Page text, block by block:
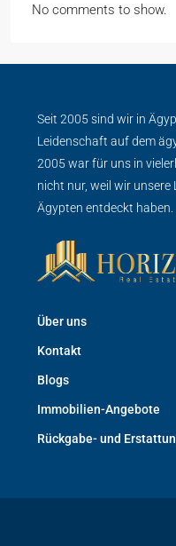
No comments to show.
Seit 2005 sind wir in
Leidenschaft auf dem
2005 war für uns in
nicht nur, weil wir
Ägypten entdeckt haben.
Über uns
Kontakt
Blogs
Immobilien-Angebote
Rückgabe- und